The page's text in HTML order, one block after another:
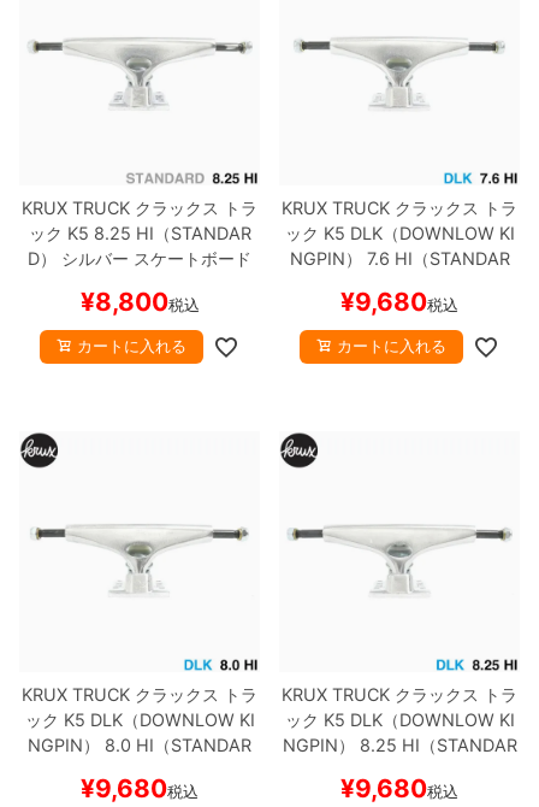
KRUX TRUCK クラックス
トラ
ック K5 8.25 HI（STANDAR
D）
シルバー スケートボード
¥8,800税込
カートに入れる
KRUX TRUCK クラックス
トラ
ック K5 DLK（DOWNLOW KI
NGPIN）
7.6 HI（STANDAR
スケボー
¥9,680税込
カートに入れる
KRUX TRUCK クラックス
トラ
ック K5 DLK（DOWNLOW KI
NGPIN）
8.0 HI（STANDAR
スケボー
¥9,680税込
KRUX TRUCK クラックス
トラ
ック K5 DLK（DOWNLOW KI
NGPIN）
8.25 HI（STANDAR
スケボー
¥9,680税込
シェイプデッキ
高性能デッキ
9.0inch以上